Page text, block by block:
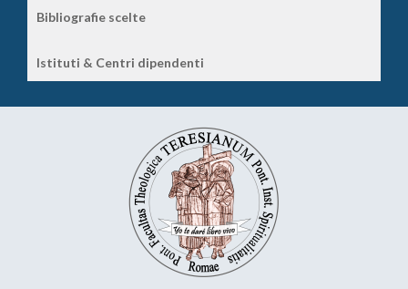
Bibliografie scelte
Istituti & Centri dipendenti